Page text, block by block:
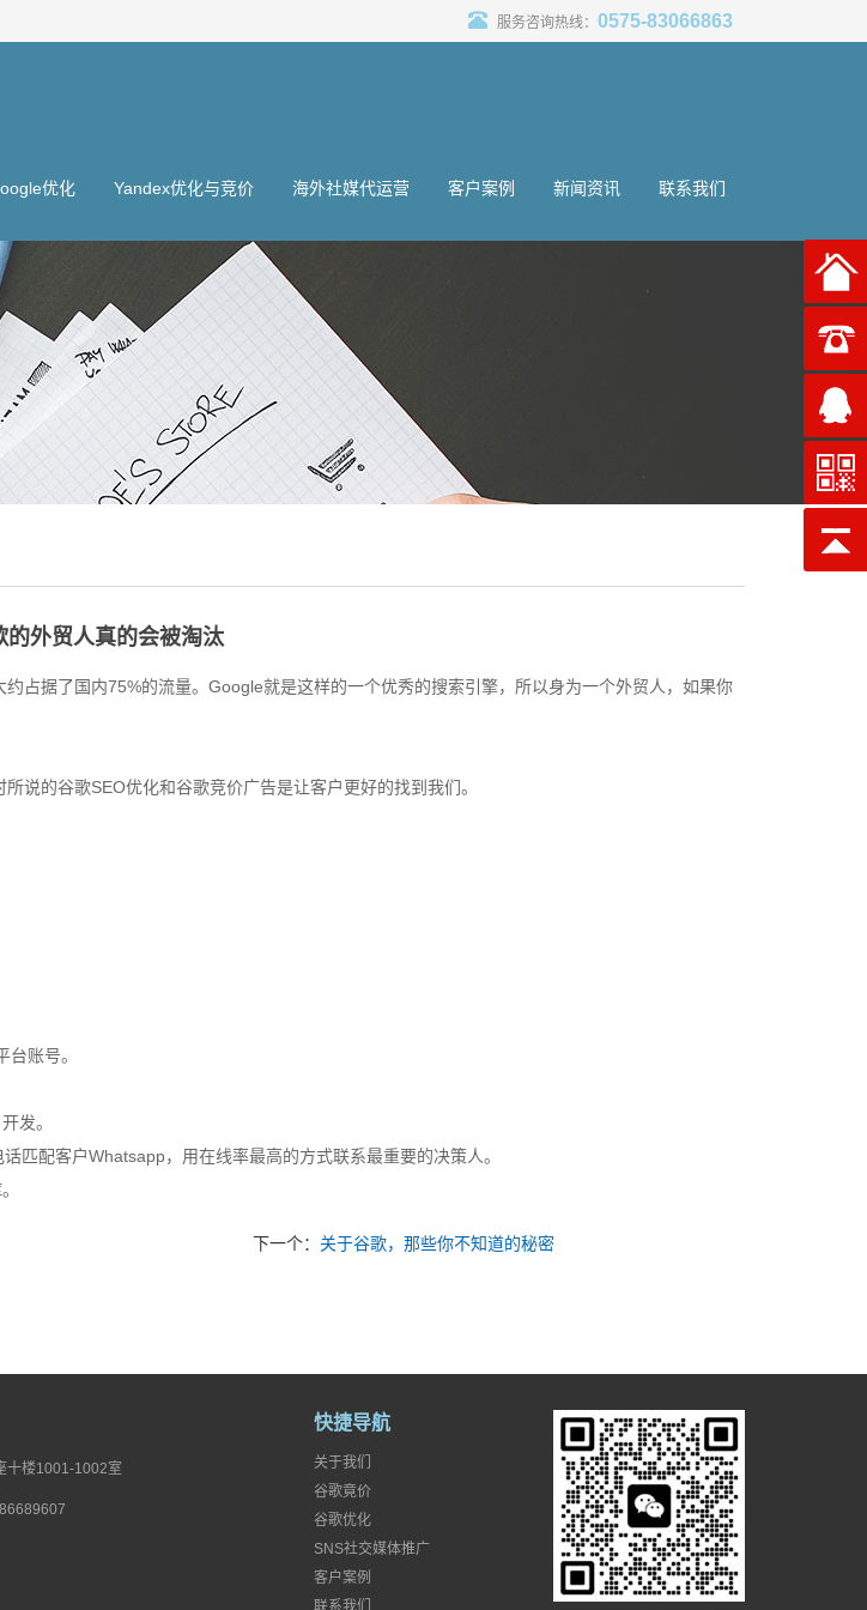
服务咨询热线： 0575-83066863
优化 Yandex优化与竞价 海外社媒代运营 客户案例 新闻资讯 联系我们
的外贸人真的会被淘汰
占据了国内75%的流量。Google就是这样的一个优秀的搜索引擎，所以身为一个外贸人，如果你
说的谷歌SEO优化和谷歌竞价广告是让客户更好的找到我们。
账号。
发。
匹配客户Whatsapp，用在线率最高的方式联系最重要的决策人。
下一个： 关于谷歌，那些你不知道的秘密
十楼1001-1002室
快捷导航
关于我们
谷歌竟价
谷歌优化
SNS社交媒体推广
客户案例
联系我们